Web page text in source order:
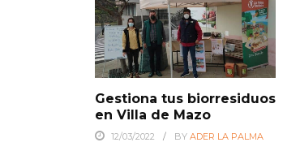
Gestiona tus biorresiduos
en Villa de Mazo
12/03/2022 BY ADER LA PALMA